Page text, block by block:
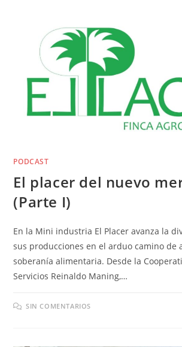
PODCAST
El placer del nuevo
(Parte I)
En la Mini industria El Placer avanza la
sus producciones en el arduo camino de
soberanía alimentaria. Desde la
Servicios Reinaldo Maning,…
SIN COMENTARIOS